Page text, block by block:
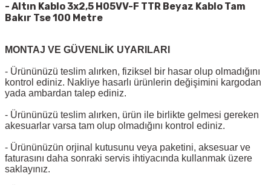
- Altın Kablo 3x2,5 H05VV-F TTR Beyaz Kablo Tam
Bakır Tse 100 Metre
MONTAJ VE GÜVENLİK UYARILARI
- Ürününüzü teslim alırken, fiziksel bir hasar olup olmadığını
kontrol ediniz. Nakliye hasarlı ürünlerin değişimini kargodan
yada ambardan talep ediniz.
- Ürününüzü teslim alırken, ürün ile birlikte gelmesi gereken
akesuarlar varsa tam olup olmadığını kontrol ediniz.
- Ürününüzün orjinal kutusunu veya paketini, aksesuar ve
faturasını daha sonraki servis ihtiyacında kullanmak üzere
saklayınız.